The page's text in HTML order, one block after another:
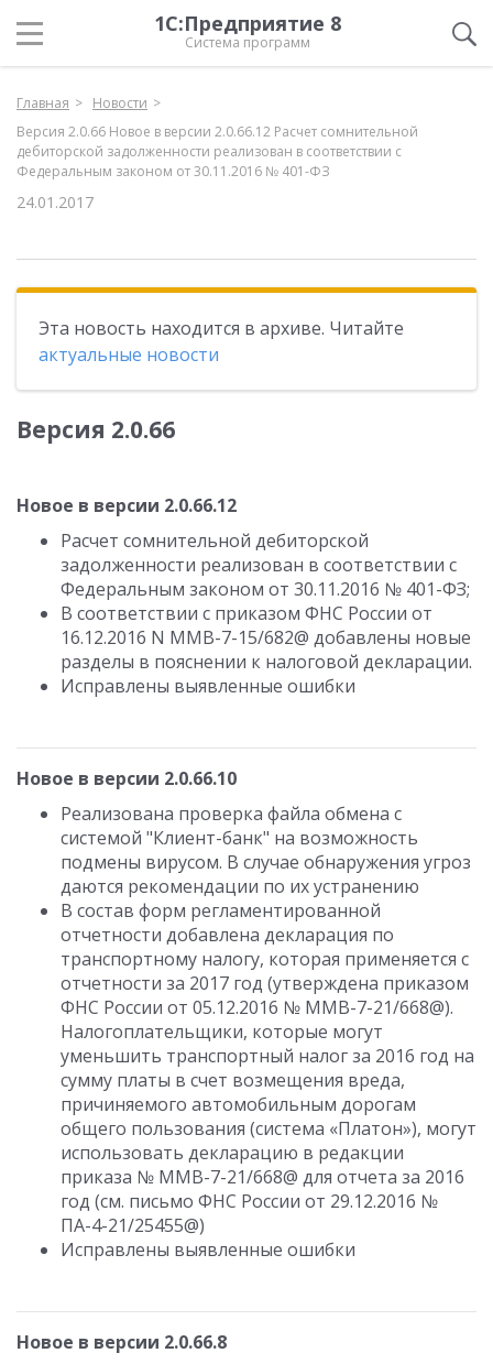
1С:Предприятие 8
Система программ
Главная
Новости
Версия 2.0.66 Новое в версии 2.0.66.12 Расчет сомнительной
дебиторской задолженности реализован в соответствии с
Федеральным законом от 30.11.2016 № 401-ФЗ
24.01.2017
Эта новость находится в архиве. Читайте
актуальные новости
Версия 2.0.66
Новое в версии 2.0.66.12
Расчет сомнительной дебиторской
задолженности реализован в соответствии с
Федеральным законом от 30.11.2016 № 401-ФЗ;
В соответствии с приказом ФНС России от
16.12.2016 N ММВ-7-15/682@ добавлены новые
разделы в пояснении к налоговой декларации.
Исправлены выявленные ошибки
Новое в версии 2.0.66.10
Реализована проверка файла обмена с
системой "Клиент-банк" на возможность
подмены вирусом. В случае обнаружения угроз
даются рекомендации по их устранению
В состав форм регламентированной
отчетности добавлена декларация по
транспортному налогу, которая применяется с
отчетности за 2017 год (утверждена приказом
ФНС России от 05.12.2016 № ММВ-7-21/668@).
Налогоплательщики, которые могут
уменьшить транспортный налог за 2016 год на
сумму платы в счет возмещения вреда,
причиняемого автомобильным дорогам
общего пользования (система «Платон»), могут
использовать декларацию в редакции
приказа № ММВ-7-21/668@ для отчета за 2016
год (см. письмо ФНС России от 29.12.2016 №
ПА-4-21/25455@)
Исправлены выявленные ошибки
Новое в версии 2.0.66.8